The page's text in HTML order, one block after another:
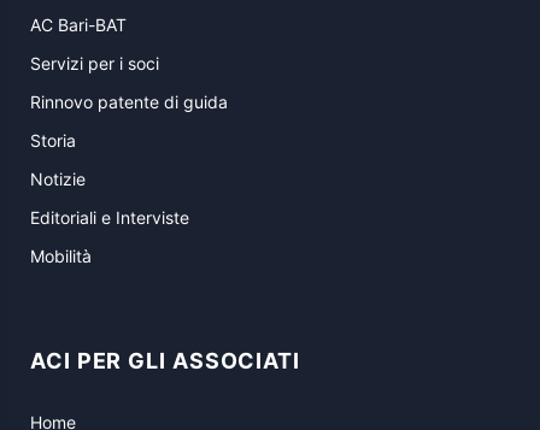
AC Bari-BAT
Servizi per i soci
Rinnovo patente di guida
Storia
Notizie
Editoriali e Interviste
Mobilità
ACI PER GLI ASSOCIATI
Home